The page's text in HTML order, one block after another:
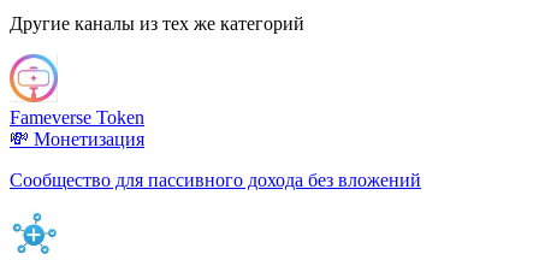
Другие каналы из тех же категорий
Fameverse Token
💸 Монетизация
Сообщество для пассивного дохода без вложений